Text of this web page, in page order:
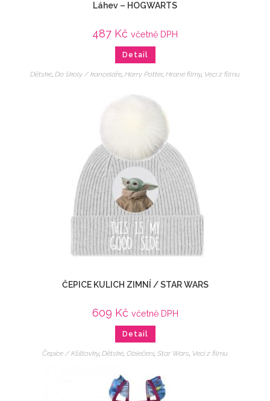
Láhev – HOGWARTS
487 Kč včetně DPH
Detail
Dětské, Do školy / kanceláře, Harry Potter, Hrané filmy, Veci z filmu
ČEPICE KULICH ZIMNÍ / STAR WARS
609 Kč včetně DPH
Detail
Čepice / Kšiltovky, Dětské Oblečení, Star Wars Veci z filmu